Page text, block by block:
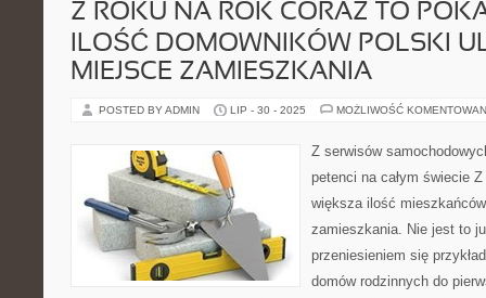
Z ROKU NA ROK CORAZ TO
ILOŚĆ DOMOWNIKÓW POLSKI
MIEJSCE ZAMIESZKANIA
POSTED BY ADMIN LIP - 30 - 2025 MOŻLIWOŚĆ
Z serwisów
petenci na całym świecie
większa ilość
zamieszkania. Nie jest to
przeniesieniem się
domów rodzinnych do